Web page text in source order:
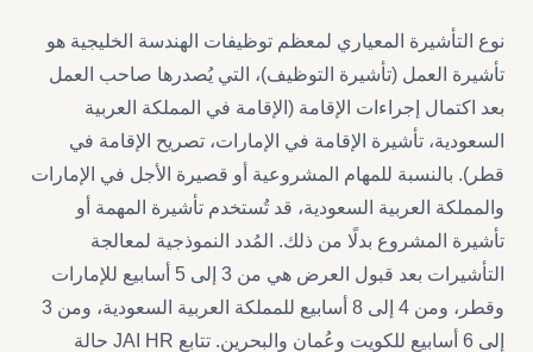
نوع التأشيرة المعياري لمعظم توظيفات الهندسة الخليجية هو
تأشيرة العمل (تأشيرة التوظيف)، التي يُصدرها صاحب العمل
بعد اكتمال إجراءات الإقامة (الإقامة في المملكة العربية
السعودية، تأشيرة الإقامة في الإمارات، تصريح الإقامة في
قطر). بالنسبة للمهام المشروعية أو قصيرة الأجل في الإمارات
والمملكة العربية السعودية، قد تُستخدم تأشيرة المهمة أو
تأشيرة المشروع بدلًا من ذلك. المُدد النموذجية لمعالجة
التأشيرات بعد قبول العرض هي من 3 إلى 5 أسابيع للإمارات
وقطر، ومن 4 إلى 8 أسابيع للمملكة العربية السعودية، ومن 3
إلى 6 أسابيع للكويت وعُمان والبحرين. تتابع JAI HR حالة